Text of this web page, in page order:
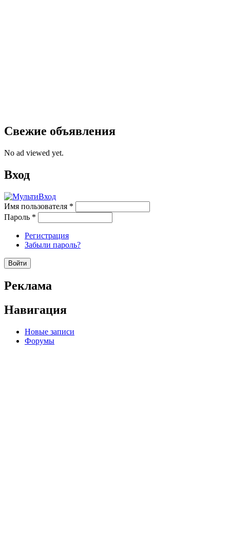
Свежие объявления
No ad viewed yet.
Вход
Имя пользователя *
Пароль *
Регистрация
Забыли пароль?
Реклама
Навигация
Новые записи
Форумы